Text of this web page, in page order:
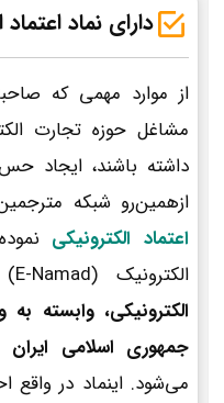
دارای نماد اعتماد
از موارد مهمی که
مشاغل حوزه تجارت
داشته باشند، ایجاد
ازهمین‌رو شبکه
اعتماد الکترونیکی
الکترونیک (E-Namad) توسط م
الکترونیکی، وابسته
جمهوری اسلامی ایران
می‌شود. اینماد در